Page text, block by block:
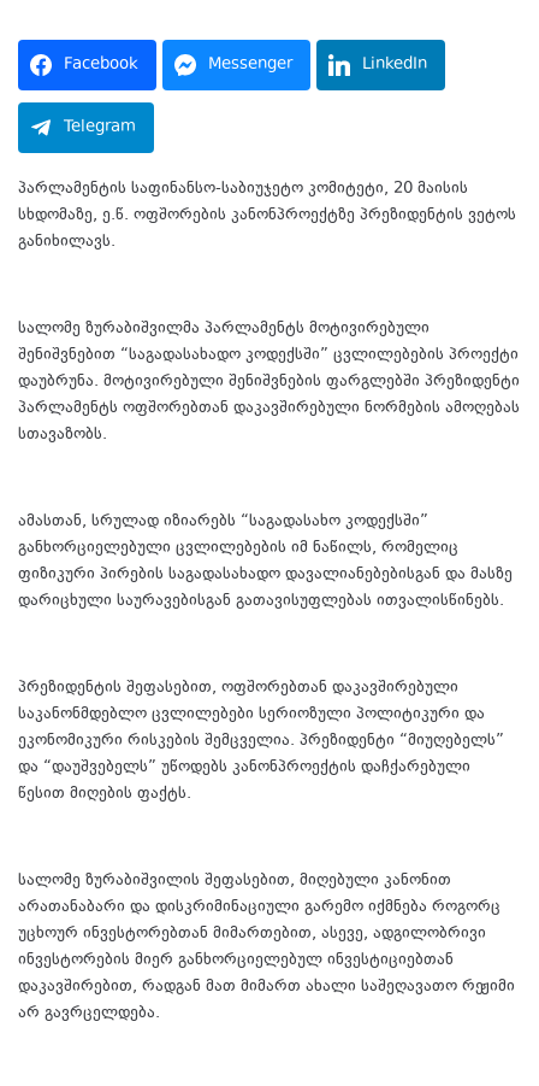
Facebook Messenger LinkedIn
Telegram
პარლამენტის საფინანსო-საბიუჯეტო კომიტეტი, 20 მაისის
სხდომაზე, ე.წ. ოფშორების კანონპროექტზე პრეზიდენტის ვეტოს
განიხილავს.­
სალომე ზურაბიშვილმა პარლამენტს მოტივირებული
შენიშვნებით “საგადასახადო კოდექსში” ცვლილებების პროექტი
დაუბრუნა. მოტივირებული შენიშვნების ფარგლებში პრეზიდენტი
პარლამენტს ოფშორებთან დაკავშირებული ნორმების ამოღებას
სთავაზობს.
ამასთან, სრულად იზიარებს “საგადასახო კოდექსში”
განხორციელებული ცვლილებების იმ ნაწილს, რომელიც
ფიზიკური პირების საგადასახადო დავალიანებებისგან და მასზე
დარიცხული საურავებისგან გათავისუფლებას ითვალისწინებს.
პრეზიდენტის შეფასებით, ოფშორებთან დაკავშირებული
საკანონმდებლო ცვლილებები სერიოზული პოლიტიკური და
ეკონომიკური რისკების შემცველია. პრეზიდენტი “მიუღებელს”
და “დაუშვებელს” უწოდებს კანონპროექტის დაჩქარებული
წესით მიღების ფაქტს.
სალომე ზურაბიშვილის შეფასებით, მიღებული კანონით
არათანაბარი და დისკრიმინაციული გარემო იქმნება როგორც
უცხოურ ინვესტორებთან მიმართებით, ასევე, ადგილობრივი
ინვესტორების მიერ განხორციელებულ ინვესტიციებთან
დაკავშირებით, რადგან მათ მიმართ ახალი საშეღავათო რეჟიმი
არ გავრცელდება.